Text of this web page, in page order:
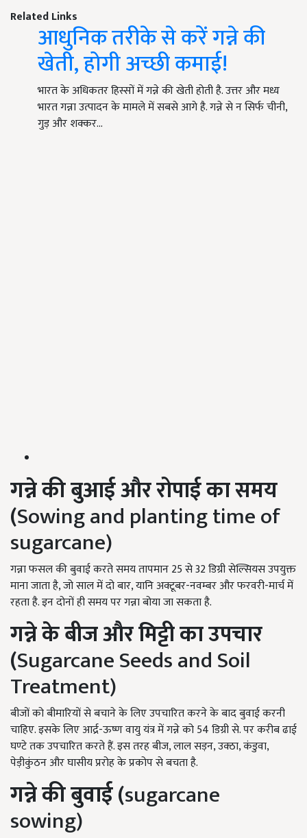
Related Links
आधुनिक तरीके से करें गन्ने की
खेती, होगी अच्छी कमाई!
भारत के अधिकतर हिस्सों में गन्ने की खेती होती है. उत्तर और मध्य
भारत गन्ना उत्पादन के मामले में सबसे आगे है. गन्ने से न सिर्फ चीनी,
गुड़ और शक्कर…
गन्ने की बुआई और रोपाई का समय
(Sowing and planting time of
sugarcane)
गन्ना फसल की बुवाई करते समय तापमान 25 से 32 डिग्री सेल्सियस उपयुक्त
माना जाता है, जो साल में दो बार, यानि अक्टूबर-नवम्बर और फरवरी-मार्च में
रहता है. इन दोनों ही समय पर गन्ना बोया जा सकता है.
गन्ने केबीज और मिट्टी का उपचार
(Sugarcane Seeds and Soil
Treatment)
बीजों को बीमारियों से बचाने के लिए उपचारित करने के बाद बुवाई करनी
चाहिए. इसके लिए आर्द्र-ऊष्ण वायु यंत्र में गन्ने को 54 डिग्री से. पर करीब ढाई
घण्टे तक उपचारित करते हैं. इस तरह बीज, लाल सड़न, उक्ठा, कंडुवा,
पेड़ीकुंठन और घासीय प्ररोह के प्रकोप से बचता है.
गन्ने की बुवाई (sugarcane
sowing)